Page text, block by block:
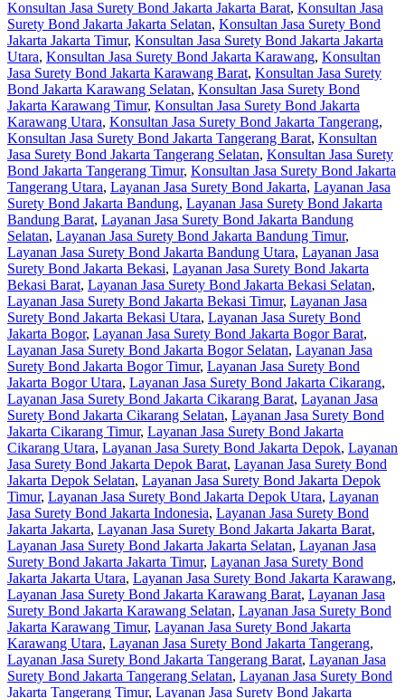
Konsultan Jasa Surety Bond Jakarta Jakarta Barat, Konsultan Jasa
Surety Bond Jakarta Jakarta Selatan, Konsultan Jasa Surety Bond
Jakarta Jakarta Timur, Konsultan Jasa Surety Bond Jakarta Jakarta
Utara, Konsultan Jasa Surety Bond Jakarta Karawang, Konsultan
Jasa Surety Bond Jakarta Karawang Barat, Konsultan Jasa Surety
Bond Jakarta Karawang Selatan, Konsultan Jasa Surety Bond
Jakarta Karawang Timur, Konsultan Jasa Surety Bond Jakarta
Karawang Utara, Konsultan Jasa Surety Bond Jakarta Tangerang,
Konsultan Jasa Surety Bond Jakarta Tangerang Barat, Konsultan
Jasa Surety Bond Jakarta Tangerang Selatan, Konsultan Jasa Surety
Bond Jakarta Tangerang Timur, Konsultan Jasa Surety Bond Jakarta
Tangerang Utara, Layanan Jasa Surety Bond Jakarta, Layanan Jasa
Surety Bond Jakarta Bandung, Layanan Jasa Surety Bond Jakarta
Bandung Barat, Layanan Jasa Surety Bond Jakarta Bandung
Selatan, Layanan Jasa Surety Bond Jakarta Bandung Timur,
Layanan Jasa Surety Bond Jakarta Bandung Utara, Layanan Jasa
Surety Bond Jakarta Bekasi, Layanan Jasa Surety Bond Jakarta
Bekasi Barat, Layanan Jasa Surety Bond Jakarta Bekasi Selatan,
Layanan Jasa Surety Bond Jakarta Bekasi Timur, Layanan Jasa
Surety Bond Jakarta Bekasi Utara, Layanan Jasa Surety Bond
Jakarta Bogor, Layanan Jasa Surety Bond Jakarta Bogor Barat,
Layanan Jasa Surety Bond Jakarta Bogor Selatan, Layanan Jasa
Surety Bond Jakarta Bogor Timur, Layanan Jasa Surety Bond
Jakarta Bogor Utara, Layanan Jasa Surety Bond Jakarta Cikarang,
Layanan Jasa Surety Bond Jakarta Cikarang Barat, Layanan Jasa
Surety Bond Jakarta Cikarang Selatan, Layanan Jasa Surety Bond
Jakarta Cikarang Timur, Layanan Jasa Surety Bond Jakarta
Cikarang Utara, Layanan Jasa Surety Bond Jakarta Depok, Layanan
Jasa Surety Bond Jakarta Depok Barat, Layanan Jasa Surety Bond
Jakarta Depok Selatan, Layanan Jasa Surety Bond Jakarta Depok
Timur, Layanan Jasa Surety Bond Jakarta Depok Utara, Layanan
Jasa Surety Bond Jakarta Indonesia, Layanan Jasa Surety Bond
Jakarta Jakarta, Layanan Jasa Surety Bond Jakarta Jakarta Barat,
Layanan Jasa Surety Bond Jakarta Jakarta Selatan, Layanan Jasa
Surety Bond Jakarta Jakarta Timur, Layanan Jasa Surety Bond
Jakarta Jakarta Utara, Layanan Jasa Surety Bond Jakarta Karawang,
Layanan Jasa Surety Bond Jakarta Karawang Barat, Layanan Jasa
Surety Bond Jakarta Karawang Selatan, Layanan Jasa Surety Bond
Jakarta Karawang Timur, Layanan Jasa Surety Bond Jakarta
Karawang Utara, Layanan Jasa Surety Bond Jakarta Tangerang,
Layanan Jasa Surety Bond Jakarta Tangerang Barat, Layanan Jasa
Surety Bond Jakarta Tangerang Selatan, Layanan Jasa Surety Bond
Jakarta Tangerang Timur, Layanan Jasa Surety Bond Jakarta